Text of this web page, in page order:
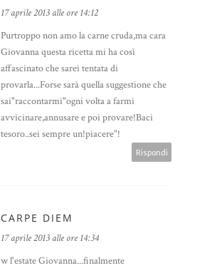
17 aprile 2013 alle ore 14:12
Purtroppo non amo la carne cruda,ma cara
Giovanna questa ricetta mi ha così
affascinato che sarei tentata di
provarla...Forse sarà quella suggestione che
sai"raccontarmi"ogni volta a farmi
avvicinare,annusare e poi provare!Baci
tesoro..sei sempre un!piacere"!
Rispondi
CARPE DIEM
17 aprile 2013 alle ore 14:34
w l'estate Giovanna...finalmente